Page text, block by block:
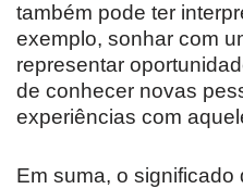
também pode ter
exemplo, sonhar com
representar
de conhecer novas
experiências com
Em suma, o